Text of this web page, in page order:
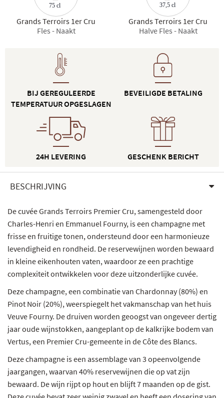
75 cl
Grands Terroirs 1er Cru
Fles - Naakt
37,5 cl
Grands Terroirs 1er Cru
Halve Fles - Naakt
BIJ GEREGULEERDE
TEMPERATUUR OPGESLAGEN
24H LEVERING
BEVEILIGDE BETALING
GESCHENK BERICHT
BESCHRIJVING
De cuvée Grands Terroirs Premier Cru, samengesteld door
Charles-Henri en Emmanuel Fourny, is een champagne met
frisse en fruitige tonen, ondersteund door een harmonieuze
levendigheid en rondheid. De reservewijnen worden bewaard
in kleine eikenhouten vaten, waardoor ze een prachtige
complexiteit ontwikkelen voor deze uitzonderlijke cuvée.
Deze champagne, een combinatie van Chardonnay (80%) en
Pinot Noir (20%), weerspiegelt het vakmanschap van het huis
Veuve Fourny. De druiven worden geoogst van ongeveer dertig
jaar oude wijnstokken, aangeplant op de kalkrijke bodem van
Vertus, een Premier Cru-gemeente in de Côte des Blancs.
Deze champagne is een assemblage van 3 opeenvolgende
jaargangen, waarvan 40% reservewijnen die op vat zijn
bewaard. De wijn rijpt op hout en blijft 7 maanden op de gist.